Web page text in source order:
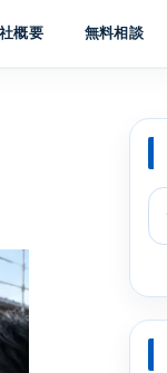
概要 無料相談